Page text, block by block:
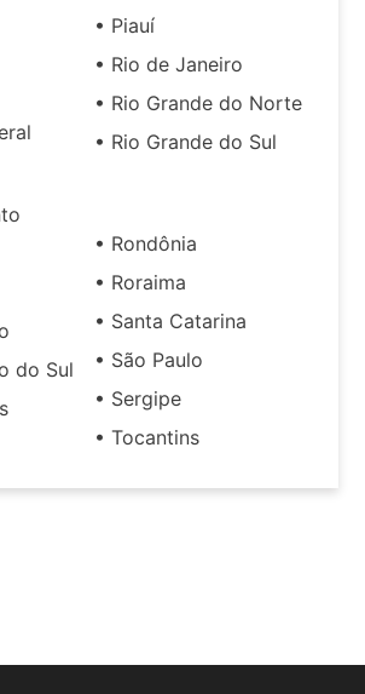
do Sul
• Piauí
• Rio de Janeiro
• Rio Grande do Norte
• Rio Grande do Sul
• Rondônia
• Roraima
• Santa Catarina
• São Paulo
• Sergipe
• Tocantins